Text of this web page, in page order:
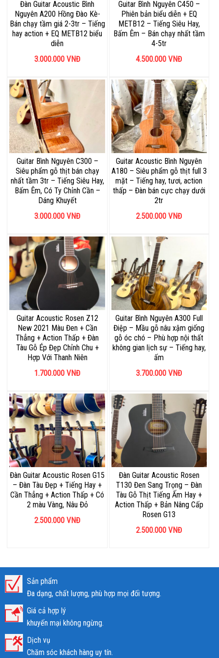
Đàn Guitar Acoustic Bình
Nguyên A200 Hồng Đào Kè-
Bán chạy tầm giá 2-3tr – Tiếng
hay action + EQ METB12 biểu
diễn
3.000.000 VNĐ
Guitar Bình Nguyên C450 –
Phiên bản biểu diễn + EQ
METB12 – Tiếng Siêu Hay,
Bấm Êm – Bán chạy nhất tầm
4-5tr
4.500.000 VNĐ
Guitar Bình Nguyên C300 –
Siêu phẩm gỗ thịt bán chạy
nhất tầm 3tr – Tiếng Siêu Hay,
Bấm Êm, Có Ty Chỉnh Cần –
Dáng Khuyết
3.000.000 VNĐ
Guitar Acoustic Bình Nguyên
A180 – Siêu phẩm gỗ thịt full 3
mặt – Tiếng hay, tươi, action
thấp – Đàn bán cực chạy dưới
2tr
2.500.000 VNĐ
Guitar Acoustic Rosen Z12
New 2021 Màu Đen + Cần
Thẳng + Action Thấp + Đàn
Tàu Gỗ Ép Đẹp Chỉnh Chu +
Hợp Với Thanh Niên
1.700.000 VNĐ
Guitar Bình Nguyên A300 Full
Điệp – Mầu gỗ nâu xậm giống
gỗ óc chó – Phù hợp nội thất
không gian lịch sự – Tiếng hay,
ấm
3.700.000 VNĐ
Đàn Guitar Acoustic Rosen G15
– Đàn Tàu Đẹp + Tiếng Hay +
Cần Thẳng + Action Thấp + Có
2 màu Vàng, Nâu Đỏ
2.500.000 VNĐ
Đàn Guitar Acoustic Rosen
T130 Đen Sang Trọng – Đàn
Tàu Gỗ Thịt Tiếng Ấm Hay +
Action Thấp + Bản Nâng Cấp
Rosen G13
2.500.000 VNĐ
Sản phẩm
Đa dạng, chất lượng, phù hợp mọi đối tượng.
Giá cả hợp lý
khuyến mại không ngừng.
Dịch vụ
Chăm sóc khách hàng uy tín.